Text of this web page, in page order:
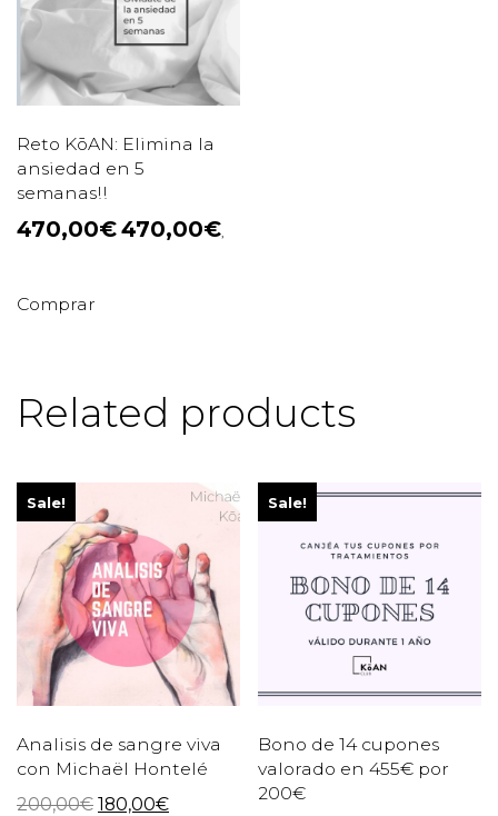
Reto KōAN: Elimina la
ansiedad en 5
semanas!!
470,00€470,00€,
Comprar
Related products
Sale!
Analisis de sangre viva
con Michaël Hontelé
200,00€ 180,00€
Sale!
Bono de 14 cupones
valorado en 455€ por
200€